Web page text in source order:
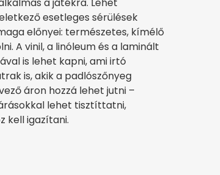
esetleges sérülések
előnyei: természetes, kímélő
A vinil, a linóleum és a laminált
is lehet kapni, ami irtó
is, akik a padlószőnyeg
áron hozzá lehet jutni –
lehet tisztíttatni,
kell igazítani.